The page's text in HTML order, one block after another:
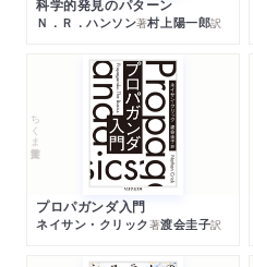
Ｎ．Ｒ．ハンソン著村上陽一郎訳
ちくま学芸文庫
プロパガンダ入門
ネイサン・クリック著渡会圭子訳